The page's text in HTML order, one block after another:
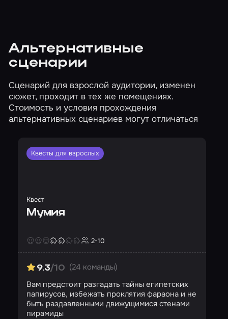
Альтернативные
сценарии
Сценарий для взрослой аудитории, изменен
сюжет, проходит в тех же помещениях.
Стоимость и условия прохождения
альтернативных сценариев могут отличаться
Квесты для взрослых
Квест
Мумия
2-10
9.3/10 (24 команды)
Вам предстоит разгадать тайны египетских
папирусов, избежать проклятия фараона и не
быть раздавленными движущимися стенами
пирамиды